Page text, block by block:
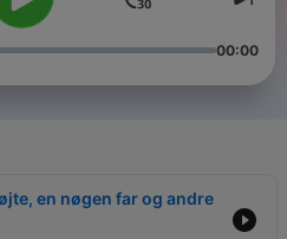
00:00
en nøgen far og andre